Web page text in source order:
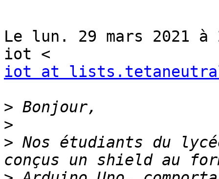
Le lun. 29 mars 2021
iot at
>
>
> Nos étudiants du